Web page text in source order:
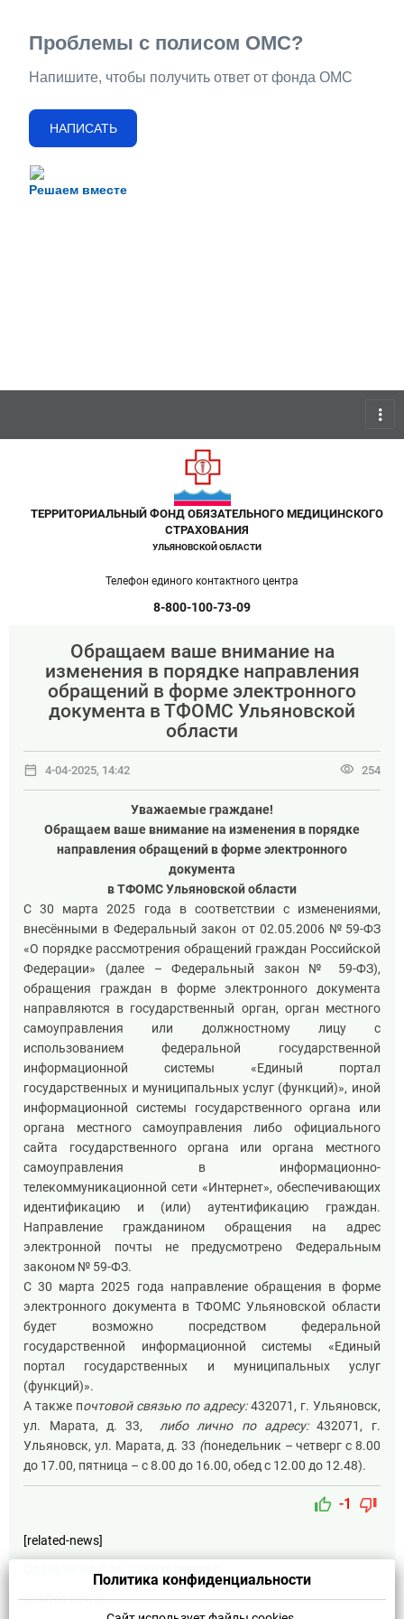
Решаем вместе
Проблемы с полисом ОМС?
Напишите, чтобы получить ответ от фонда ОМС
НАПИСАТЬ
more_vert
ТЕРРИТОРИАЛЬНЫЙ ФОНД ОБЯЗАТЕЛЬНОГО МЕДИЦИНСКОГО
СТРАХОВАНИЯ
УЛЬЯНОВСКОЙ ОБЛАСТИ
Телефон единого контактного центра
8-800-100-73-09
Обращаем ваше внимание на
изменения в порядке направления
обращений в форме электронного
документа в ТФОМС Ульяновской
области
date_range 4-04-2025, 14:42 visibility 254
Уважаемые граждане!
Обращаем ваше внимание на изменения в порядке
направления обращений в форме электронного
документа
в ТФОМС Ульяновской области
С 30 марта 2025 года в соответствии с изменениями,
внесёнными в Федеральный закон от 02.05.2006 № 59-ФЗ
«О порядке рассмотрения обращений граждан Российской
Федерации» (далее – Федеральный закон № 59-ФЗ),
обращения граждан в форме электронного документа
направляются в государственный орган, орган местного
самоуправления или должностному лицу с
использованием федеральной государственной
информационной системы «Единый портал
государственных и муниципальных услуг (функций)», иной
информационной системы государственного органа или
органа местного самоуправления либо официального
сайта государственного органа или органа местного
самоуправления в информационно-
телекоммуникационной сети «Интернет», обеспечивающих
идентификацию и (или) аутентификацию граждан.
Направление гражданином обращения на адрес
электронной почты не предусмотрено Федеральным
законом № 59-ФЗ.
С 30 марта 2025 года направление обращения в форме
электронного документа в ТФОМС Ульяновской области
будет возможно посредством федеральной
государственной информационной системы «Единый
портал государственных и муниципальных услуг
(функций)».
А также почтовой связью по адресу:432071, г. Ульяновск,
ул. Марата, д. 33,
либо лично по адресу: 432071, г.
Ульяновск, ул. Марата, д. 33 (понедельник – четверг с 8.00
до 17.00, пятница – с 8.00 до 16.00, обед с 12.00 до 12.48).
thumb_up -1 thumb_down
[related-news]
{related-news}
Политика конфиденциальности